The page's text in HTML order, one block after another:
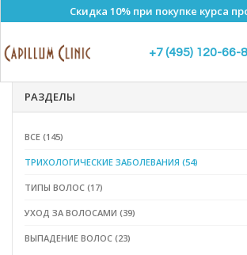
Скидка 10% при покупке курса
+7 (495) 120-66-
Полезные статьи
РАЗДЕЛЫ
ВСЕ (145)
ТРИХОЛОГИЧЕСКИЕ ЗАБОЛЕВАНИЯ (54)
ТИПЫ ВОЛОС (17)
УХОД ЗА ВОЛОСАМИ (39)
ВЫПАДЕНИЕ ВОЛОС (23)